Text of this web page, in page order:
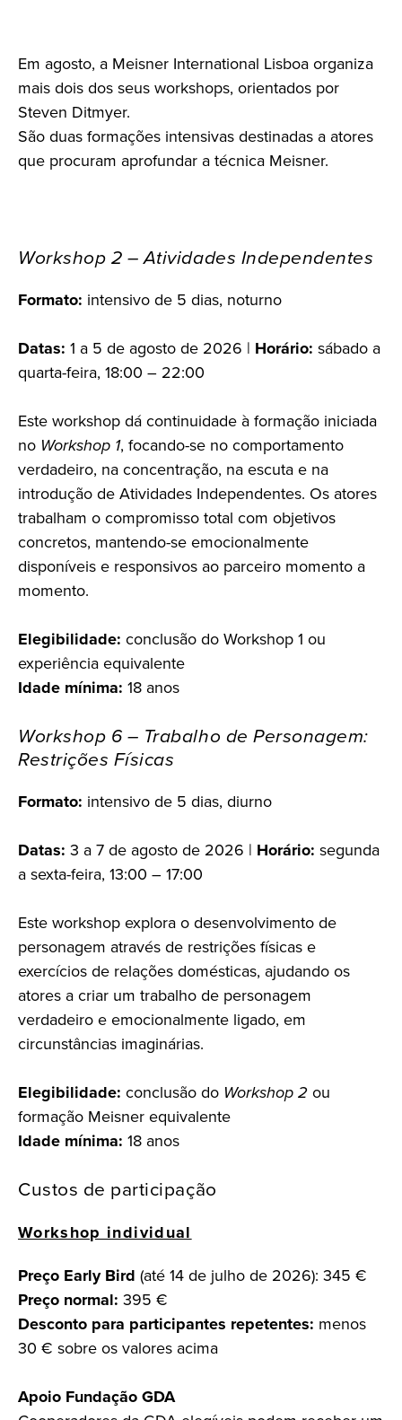
Em agosto, a Meisner International Lisboa organiza
mais dois dos seus workshops, orientados por
Steven Ditmyer.
São duas formações intensivas destinadas a atores
que procuram aprofundar a técnica Meisner.
Workshop 2 – Atividades Independentes
Formato: intensivo de 5 dias, noturno
Datas: 1 a 5 de agosto de 2026 | Horário: sábado a
quarta-feira, 18:00 – 22:00
Este workshop dá continuidade à formação iniciada
no Workshop 1, focando-se no comportamento
verdadeiro, na concentração, na escuta e na
introdução de Atividades Independentes. Os atores
trabalham o compromisso total com objetivos
concretos, mantendo-se emocionalmente
disponíveis e responsivos ao parceiro momento a
momento.
Elegibilidade: conclusão do Workshop 1 ou
experiência equivalente
Idade mínima: 18 anos
Workshop 6 – Trabalho de Personagem:
Restrições Físicas
Formato: intensivo de 5 dias, diurno
Datas: 3 a 7 de agosto de 2026 | Horário: segunda
a sexta-feira, 13:00 – 17:00
Este workshop explora o desenvolvimento de
personagem através de restrições físicas e
exercícios de relações domésticas, ajudando os
atores a criar um trabalho de personagem
verdadeiro e emocionalmente ligado, em
circunstâncias imaginárias.
Elegibilidade: conclusão do Workshop 2ou
formação Meisner equivalente
Idade mínima: 18 anos
Custos de participação
Workshop individual
Preço Early Bird (até 14 de julho de 2026): 345 €
Preço normal: 395 €
Desconto para participantes repetentes: menos
30 € sobre os valores acima
Apoio Fundação GDA